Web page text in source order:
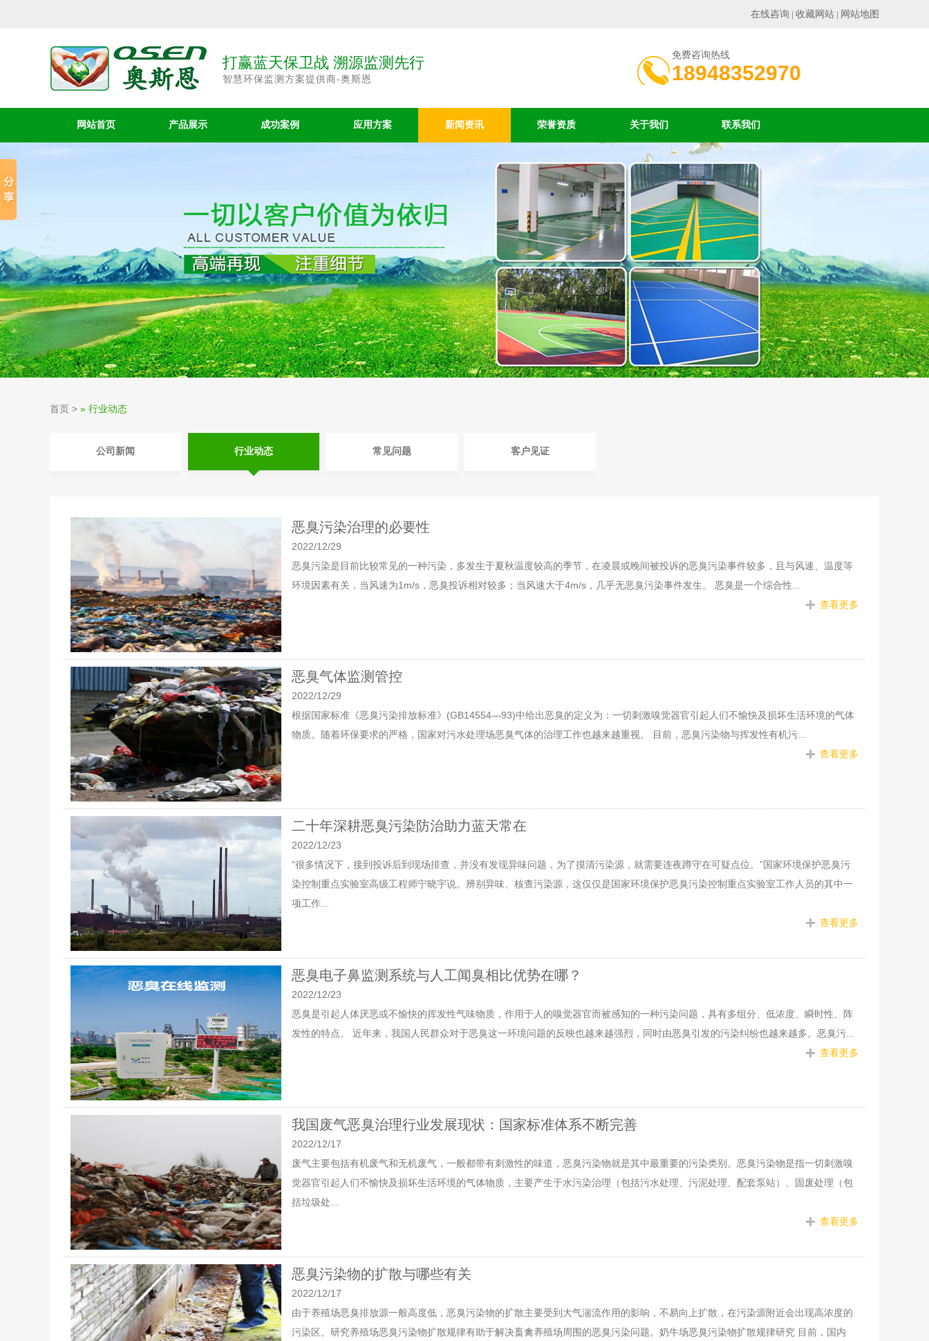
在线咨询 收藏网站 网站地图
打赢蓝天保卫战 溯源监测先行
智慧环保监测方案提供商-奥斯恩
免费咨询热线
18948352970
网站首页 产品展示 成功案例 应用方案 新闻资讯 荣誉资质 关于我们 联系我们
首页 > » 行业动态
公司新闻 行业动态 常见问题 客户见证
恶臭污染治理的必要性
2022/12/29
恶臭污染是目前比较常见的一种污染，多发生于夏秋温度较高的季节，在凌晨或晚间被投诉的恶臭污染事件较多，且与风速、温度等
环境因素有关，当风速为1m/s，恶臭投诉相对较多；当风速大于4m/s，几乎无恶臭污染事件发生。 恶臭是一个综合性...
查看更多
恶臭气体监测管控
2022/12/29
根据国家标准《恶臭污染排放标准》(GB14554—93)中给出恶臭的定义为：一切刺激嗅觉器官引起人们不愉快及损坏生活环境的气体
物质。随着环保要求的严格，国家对污水处理场恶臭气体的治理工作也越来越重视。 目前，恶臭污染物与挥发性有机污...
查看更多
二十年深耕恶臭污染防治助力蓝天常在
2022/12/23
“很多情况下，接到投诉后到现场排查，并没有发现异味问题，为了摸清污染源，就需要连夜蹲守在可疑点位。”国家环境保护恶臭污
染控制重点实验室高级工程师宁晓宇说。辨别异味、核查污染源，这仅仅是国家环境保护恶臭污染控制重点实验室工作人员的其中一
项工作...
查看更多
恶臭电子鼻监测系统与人工闻臭相比优势在哪？
2022/12/23
恶臭是引起人体厌恶或不愉快的挥发性气味物质，作用于人的嗅觉器官而被感知的一种污染问题，具有多组分、低浓度、瞬时性、阵
发性的特点。 近年来，我国人民群众对于恶臭这一环境问题的反映也越来越强烈，同时由恶臭引发的污染纠纷也越来越多。恶臭污...
查看更多
我国废气恶臭治理行业发展现状：国家标准体系不断完善
2022/12/17
废气主要包括有机废气和无机废气，一般都带有刺激性的味道，恶臭污染物就是其中最重要的污染类别。恶臭污染物是指一切刺激嗅
觉器官引起人们不愉快及损坏生活环境的气体物质，主要产生于水污染治理（包括污水处理、污泥处理、配套泵站）、固废处理（包
括垃圾处...
查看更多
恶臭污染物的扩散与哪些有关
2022/12/17
由于养殖场恶臭排放源一般高度低，恶臭污染物的扩散主要受到大气湍流作用的影响，不易向上扩散，在污染源附近会出现高浓度的
污染区。研究养殖场恶臭污染物扩散规律有助于解决畜禽养殖场周围的恶臭污染问题。奶牛场恶臭污染物扩散规律研究 目前，国内